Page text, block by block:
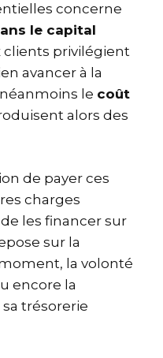
concerne
le capital
clients privilégient
avancer à la
le coût
alors des
de payer ces
charges
les financer sur
sur la
la volonté
encore la
trésorerie